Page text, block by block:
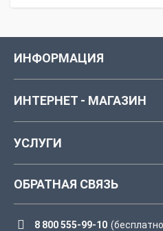
ИНФОРМАЦИЯ
ИНТЕРНЕТ - МАГАЗИН
УСЛУГИ
ОБРАТНАЯ СВЯЗЬ
8 800 555-99-10